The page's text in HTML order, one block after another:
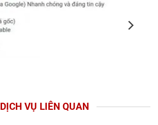
DỊCH VỤ LIÊN QUAN